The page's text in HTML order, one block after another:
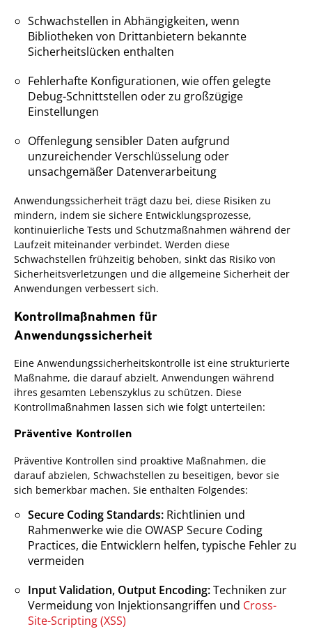
Schwachstellen in Abhängigkeiten, wenn
Bibliotheken von Drittanbietern bekannte
Sicherheitslücken enthalten
Fehlerhafte Konfigurationen, wie offen gelegte
Debug-Schnittstellen oder zu großzügige
Einstellungen
Offenlegung sensibler Daten aufgrund
unzureichender Verschlüsselung oder
unsachgemäßer Datenverarbeitung
Anwendungssicherheit trägt dazu bei, diese Risiken zu
mindern, indem sie sichere Entwicklungsprozesse,
kontinuierliche Tests und Schutzmaßnahmen während der
Laufzeit miteinander verbindet. Werden diese
Schwachstellen frühzeitig behoben, sinkt das Risiko von
Sicherheitsverletzungen und die allgemeine Sicherheit der
Anwendungen verbessert sich.
Kontrollmaßnahmen für
Anwendungssicherheit
Eine Anwendungssicherheitskontrolle ist eine strukturierte
Maßnahme, die darauf abzielt, Anwendungen während
ihres gesamten Lebenszyklus zu schützen. Diese
Kontrollmaßnahmen lassen sich wie folgt unterteilen:
Präventive Kontrollen
Präventive Kontrollen sind proaktive Maßnahmen, die
darauf abzielen, Schwachstellen zu beseitigen, bevor sie
sich bemerkbar machen. Sie enthalten Folgendes:
Secure Coding Standards: Richtlinien und
Rahmenwerke wie die OWASP Secure Coding
Practices, die Entwicklern helfen, typische Fehler zu
vermeiden
Input Validation, Output Encoding:Techniken zur
Vermeidung von Injektionsangriffen und Cross-
Site-Scripting (XSS)